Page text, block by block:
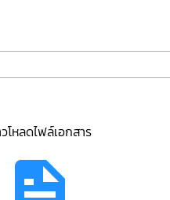
โหลดไฟล์เอกสาร